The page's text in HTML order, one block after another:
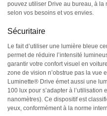
pouvez utiliser Drive au bureau, à
selon vos besoins et vos envies.
Sécuritaire
Le fait d’utiliser une lumière bleue
permet de réduire l’intensité
garantir votre confort visuel en
zone de vision n’obstrue pas la vue
Luminette® Drive émet aussi une
100 lux pour s’adapter à l’utilisation
nanomètres). Ce dispositif est
yeux, conformément à la norme